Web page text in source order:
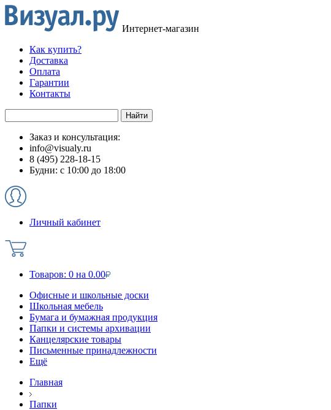
Интернет-магазин
Как купить?
Доставка
Оплата
Гарантии
Контакты
Заказ и консультация:
info@visualy.ru
8 (495) 228-18-15
Будни: с 10:00 до 18:00
Личный кабинет
Товаров: 0 на 0.00
Офисные и школьные доски
Школьная мебель
Бумага и бумажная продукция
Папки и системы архивации
Канцелярские товары
Письменные принадлежности
Ещё
Главная
Папки